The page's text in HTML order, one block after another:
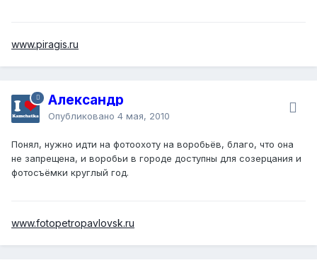
www.piragis.ru
Александр
Опубликовано 4 мая, 2010
Понял, нужно идти на фотоохоту на воробьёв, благо, что она
не запрещена, и воробьи в городе доступны для созерцания и
фотосъёмки круглый год.
www.fotopetropavlovsk.ru